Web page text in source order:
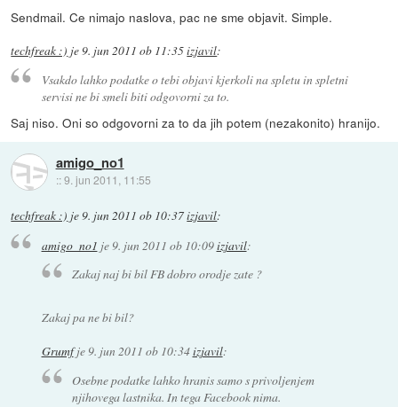
Sendmail. Ce nimajo naslova, pac ne sme objavit. Simple.
techfreak :) je9. jun 2011 ob 11:35izjavil:
Vsakdo lahko podatke o tebi objavi kjerkoli na spletu in spletni
servisi ne bi smeli biti odgovorni za to.
Saj niso. Oni so odgovorni za to da jih potem (nezakonito) hranijo.
amigo_no1
::9. jun 2011, 11:55
techfreak :) je9. jun 2011 ob 10:37izjavil:
amigo_no1 je 9. jun 2011 ob 10:09izjavil:
Zakaj naj bi bil FB dobro orodje zate ?
Zakaj pa ne bi bil?
Grumfje9. jun 2011 ob 10:34izjavil:
Osebne podatke lahko hranis samo s privoljenjem
njihovega lastnika. In tega Facebook nima.